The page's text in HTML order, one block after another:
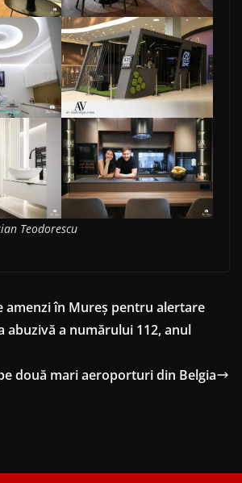
Teodorescu
amenzi în Mureș pentru alertare
abuzivă a numărului 112, anul
două mari aeroporturi din Belgia